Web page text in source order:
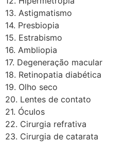
13. Astigmatismo
14. Presbiopia
15. Estrabismo
16. Ambliopia
17. Degeneração macular
18. Retinopatia diabética
19. Olho seco
20. Lentes de contato
21. Óculos
22. Cirurgia refrativa
23. Cirurgia de catarata